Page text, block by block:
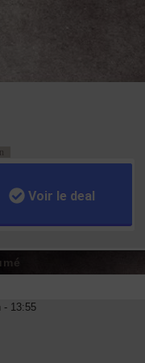
Voir le deal
- 13:55